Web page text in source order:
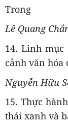
Trong
Lê Quang
14. Linh
cảnh văn hóa
Nguyễn Hữu
15. Thực
thái xanh và